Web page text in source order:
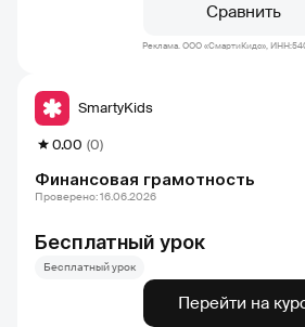
Сравнить
Реклама. ООО «СмартиКидс»,
Финансовая грамотность
0.00 (0)
SmartyKids
Бесплатный урок
Проверено: 16.06.2026
Бесплатный урок
Перейти на